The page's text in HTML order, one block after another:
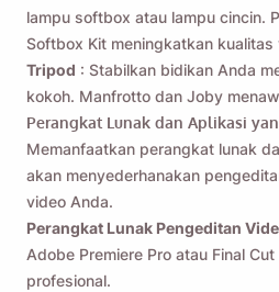
lampu softbox atau lampu cincin.
Softbox Kit meningkatkan kualitas
Tripod : Stabilkan bidikan Anda
kokoh. Manfrotto dan Joby
Perangkat Lunak dan Aplikasi
Memanfaatkan perangkat lunak
akan menyederhanakan
video Anda.
Perangkat Lunak Pengeditan
Adobe Premiere Pro atau Final
profesional.